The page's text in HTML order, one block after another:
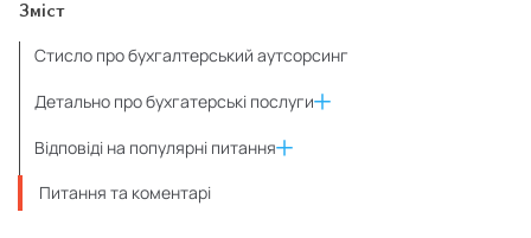
Зміст
Стисло про бухгалтерський аутсорсинг
Детально про бухгатерські послуги
Відповіді на популярні питання
Питання та коментарі